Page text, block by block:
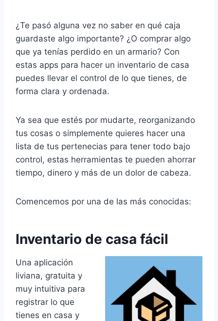
¿Te pasó alguna vez no saber en qué caja
guardaste algo importante? ¿O comprar algo
que ya tenías perdido en un armario? Con
estas apps para hacer un inventario de casa
puedes llevar el control de lo que tienes, de
forma clara y ordenada.
Ya sea que estés por mudarte, reorganizando
tus cosas o simplemente quieres hacer una
lista de tus pertenecias para tener todo bajo
control, estas herramientas te pueden ahorrar
tiempo, dinero y más de un dolor de cabeza.
Comencemos por una de las más conocidas:
Inventario de casa fácil
Una aplicación
liviana, gratuita y
muy intuitiva para
registrar lo que
tienes en casa y